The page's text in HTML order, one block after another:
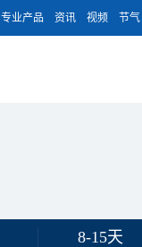
专业产品 资讯 视频 节气
8-15天